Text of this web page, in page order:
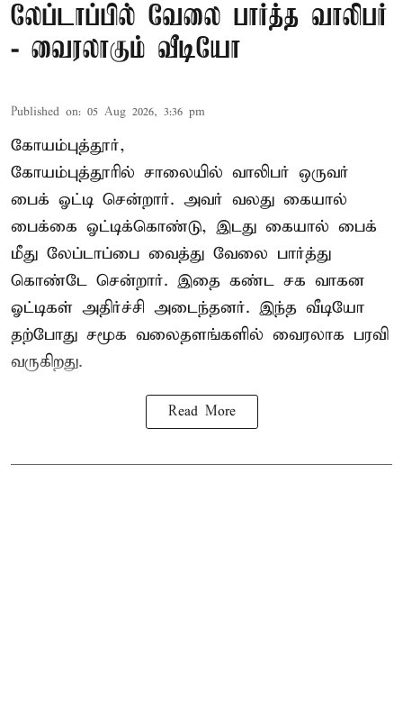
லேப்டாப்பில் வேலை பார்த்த வாலிபர்
- வைரலாகும் வீடியோ
Published on: 05 Aug 2026, 3:36 pm
கோயம்புத்தூர்,
கோயம்புத்தூரில் சாலையில் வாலிபர் ஒருவர்
பைக் ஓட்டி சென்றார். அவர் வலது கையால்
பைக்கை ஓட்டிக்கொண்டு, இடது கையால் பைக்
மீது லேப்டாப்பை வைத்து வேலை பார்த்து
கொண்டே சென்றார். இதை கண்ட சக வாகன
ஓட்டிகள் அதிர்ச்சி அடைந்தனர். இந்த வீடியோ
தற்போது சமூக வலைதளங்களில் வைரலாக பரவி
வருகிறது.
Read More